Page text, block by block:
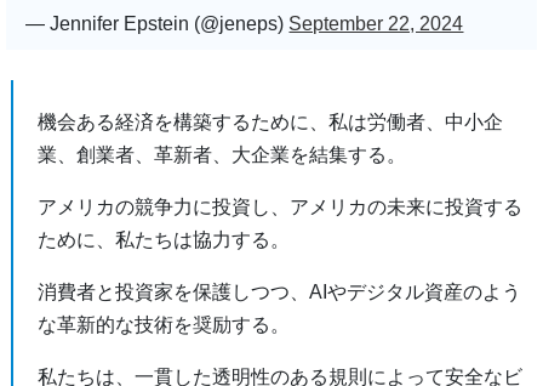
— Jennifer Epstein (@jeneps) September 22, 2024
機会ある経済を構築するために、私は労働者、中小企
業、創業者、革新者、大企業を結集する。
アメリカの競争力に投資し、アメリカの未来に投資する
ために、私たちは協力する。
消費者と投資家を保護しつつ、AIやデジタル資産のよう
な革新的な技術を奨励する。
私たちは、一貫した透明性のある規則によって安全なビ